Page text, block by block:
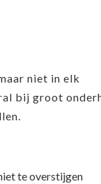
niet in elk
bij groot
te overstijgen